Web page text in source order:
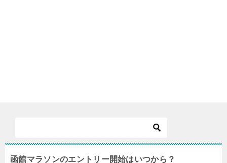
函館マラソンのエントリー開始はいつから？